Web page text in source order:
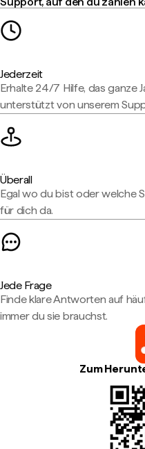
Jederzeit
Erhalte 24/7 Hilfe, das ganze
unterstützt von unserem
Überall
Egal wo du bist oder welche
für dich da.
Jede Frage
Finde klare Antworten auf
immer du sie brauchst.
Zum